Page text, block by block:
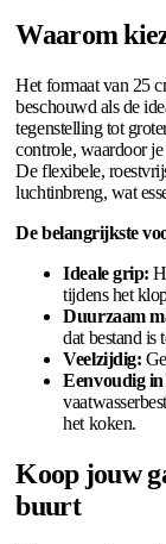
Waarom
Het formaat van 25
beschouwd als de
tegenstelling tot
controle, waardoor
De flexibele,
luchtinbreng, wat
De belangrijkste
Ideale grip:
tijdens het
Duurzaam
dat bestand is
Veelzijdig:
Eenvoudig
het koken.
Koop jouw
buurt